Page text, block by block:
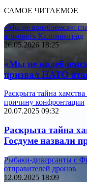
САМОЕ ЧИТАЕМОЕ
«Мы не колеблемся»:
атаковать Калининград
26.05.2026 18:25
«Мы не
призвал НАТО
Раскрыта тайна
причину конфронтации
20.07.2025 09:32
Раскрыта тайна
Госдуме назвали
Рыбаки-диверсанты с
отправителей дронов
12.09.2025 18:09